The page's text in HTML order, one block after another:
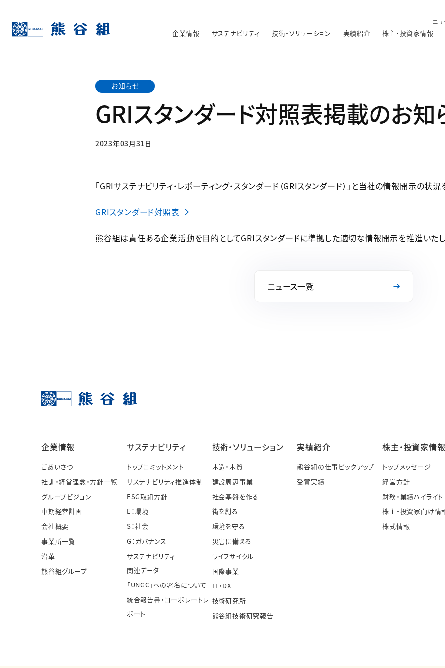
ニ
企業情報 サステナビリティ 技術・ソリューション 実績紹介 株主・投資家情報
お知らせ
GRIスタンダード対照表掲載のお知
2023年03月31日
「GRIサステナビリティ・レポーティング・スタンダード（GRIスタンダード）」と当社の情報開示の状
GRIスタンダード対照表
熊谷組は責任ある企業活動を目的としてGRIスタンダードに準拠した適切な情報開示を推進いたし
ニュース一覧
企業情報
ごあいさつ
社訓・経営理念・方針一覧
グループビジョン
中期経営計画
会社概要
事業所一覧
沿革
熊谷組グループ
サステナビリティ
トップコミットメント
サステナビリティ推進体制
ESG取組方針
E：環境
S：社会
G：ガバナンス
サステナビリティ
関連データ
「UNGC」への署名について
統合報告書・コーポレートレ
ポート
技術・ソリューション
木造・木質
建設周辺事業
社会基盤を作る
街を創る
環境を守る
災害に備える
ライフサイクル
国際事業
IT・DX
技術研究所
熊谷組技術研究報告
実績紹介
熊谷組の仕事ピックアップ
受賞実績
株主・投資家情報
トップメッセージ
経営方針
財務・業績ハイライト
株主・投資家向け情
株式情報